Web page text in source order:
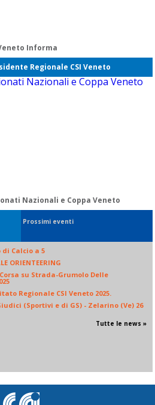
Informa
Regionale CSI Veneto
Nazionali e Coppa Veneto
Prossimi eventi
Calcio a 5
ORIENTEERING
su Strada-Grumolo Delle
Regionale CSI Veneto 2025.
(Sportivi e di GS) - Zelarino (Ve) 26
Tutte le news »